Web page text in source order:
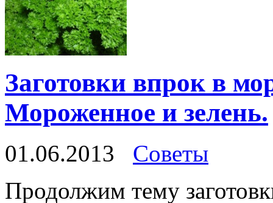
Заготовки впрок в
Мороженное и зелень.
01.06.2013
Советы
Продолжим тему